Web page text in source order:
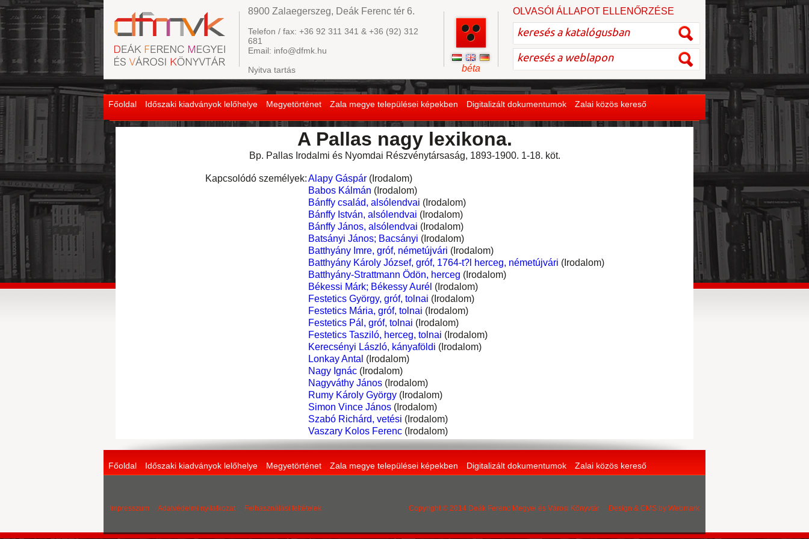
Főoldal Időszaki kiadványok lelőhelye Megyetörténet Zala megye települései képekben Digitalizált dokumentumok Zalai közös kereső
8900 Zalaegerszeg, Deák Ferenc tér 6.
Telefon / fax: +36 92 311 341 & +36 (92) 312
681
Email: info@dfmk.hu
Nyitva tartás
béta
OLVASÓI ÁLLAPOT ELLENŐRZÉSE
A Pallas nagy lexikona.
Bp. Pallas Irodalmi és Nyomdai Részvény­társaság, 1893-1900. 1-18. köt.
Kapcsolódó személyek:Alapy Gáspár(Irodalom)
Babos Kálmán (Irodalom)
Bánffy család, alsólendvai (Irodalom)
Bánffy István, alsólendvai (Irodalom)
Bánffy János, alsólendvai (Irodalom)
Batsányi János; Bacsányi (Irodalom)
Batthyány Imre, gróf, németújvári (Irodalom)
Batthyány Károly József, gróf, 1764-t?l herceg, németújvári (Irodalom)
Batthyány-Strattmann Ödön, herceg (Irodalom)
Békessi Márk; Békessy Aurél (Irodalom)
Festetics György, gróf, tolnai (Irodalom)
Festetics Mária, gróf, tolnai (Irodalom)
Festetics Pál, gróf, tolnai (Irodalom)
Festetics Tasziló, herceg, tolnai (Irodalom)
Kerecsényi László, kányaföldi (Irodalom)
Lonkay Antal (Irodalom)
Nagy Ignác(Irodalom)
Nagyváthy János(Irodalom)
Rumy Károly György(Irodalom)
Simon Vince János(Irodalom)
Szabó Richárd, vetési (Irodalom)
Vaszary Kolos Ferenc(Irodalom)
Főoldal Időszaki kiadványok lelőhelye Megyetörténet Zala megye települései képekben Digitalizált dokumentumok Zalai közös kereső
Impresszum Adatvédelmi nyilatkozat Felhasználási feltételek Copyright © 2014 Deák Ferenc Megyei és Városi Könyvtár Design & CMS by Webmark